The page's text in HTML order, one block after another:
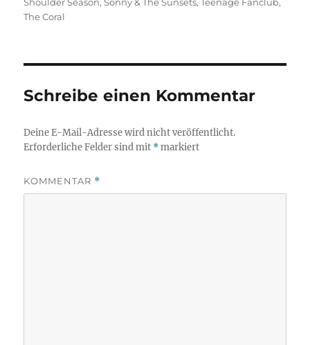
The Coral
Schreibe einen Kommentar
Deine E-Mail-Adresse wird nicht veröffentlicht.
Erforderliche Felder sind mit *markiert
KOMMENTAR *